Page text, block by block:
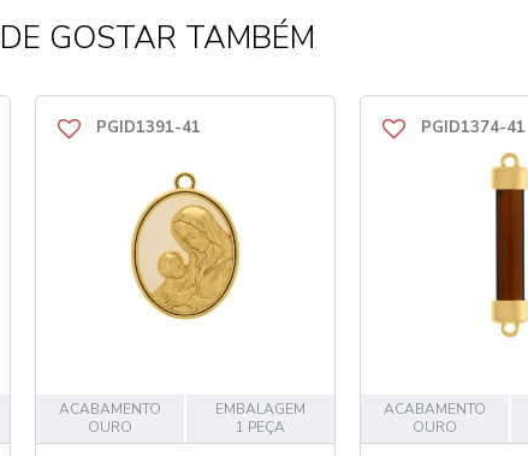
GOSTAR TAMBÉM
PGID1391-41
ACABAMENTO
OURO
EMBALAGEM
1 PEÇA
PGID1374-41
ACABAMENTO
OURO